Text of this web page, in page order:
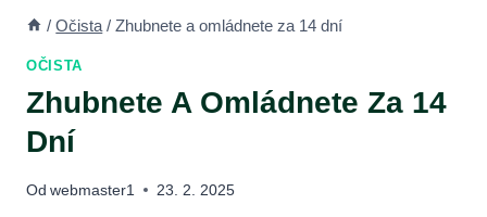
/ Očista / Zhubnete a omládnete za 14 dní
OČISTA
Zhubnete A Omládnete Za 14
Dní
Od webmaster1 23. 2. 2025